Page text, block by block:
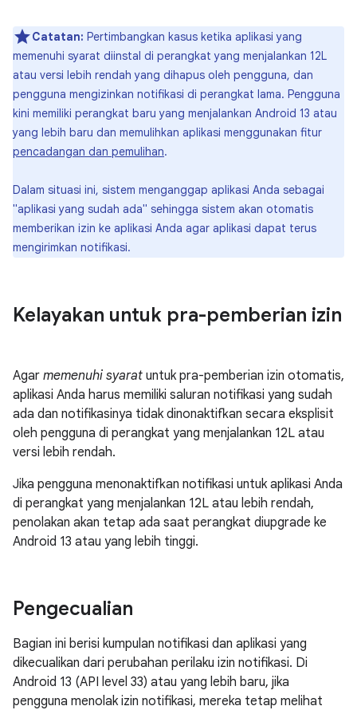
Catatan: Pertimbangkan kasus ketika aplikasi yang
memenuhi syarat diinstal di perangkat yang menjalankan 12L
atau versi lebih rendah yang dihapus oleh pengguna, dan
pengguna mengizinkan notifikasi di perangkat lama. Pengguna
kini memiliki perangkat baru yang menjalankan Android 13 atau
yang lebih baru dan memulihkan aplikasi menggunakan fitur
pencadangan dan pemulihan.
Dalam situasi ini, sistem menganggap aplikasi Anda sebagai
"aplikasi yang sudah ada" sehingga sistem akan otomatis
memberikan izin ke aplikasi Anda agar aplikasi dapat terus
mengirimkan notifikasi.
Kelayakan untuk pra-pemberian izin
Agar memenuhi syarat untuk pra-pemberian izin otomatis,
aplikasi Anda harus memiliki saluran notifikasi yang sudah
ada dan notifikasinya tidak dinonaktifkan secara eksplisit
oleh pengguna di perangkat yang menjalankan 12L atau
versi lebih rendah.
Jika pengguna menonaktifkan notifikasi untuk aplikasi Anda
di perangkat yang menjalankan 12L atau lebih rendah,
penolakan akan tetap ada saat perangkat diupgrade ke
Android 13 atau yang lebih tinggi.
Pengecualian
Bagian ini berisi kumpulan notifikasi dan aplikasi yang
dikecualikan dari perubahan perilaku izin notifikasi. Di
Android 13 (API level 33) atau yang lebih baru, jika
pengguna menolak izin notifikasi, mereka tetap melihat